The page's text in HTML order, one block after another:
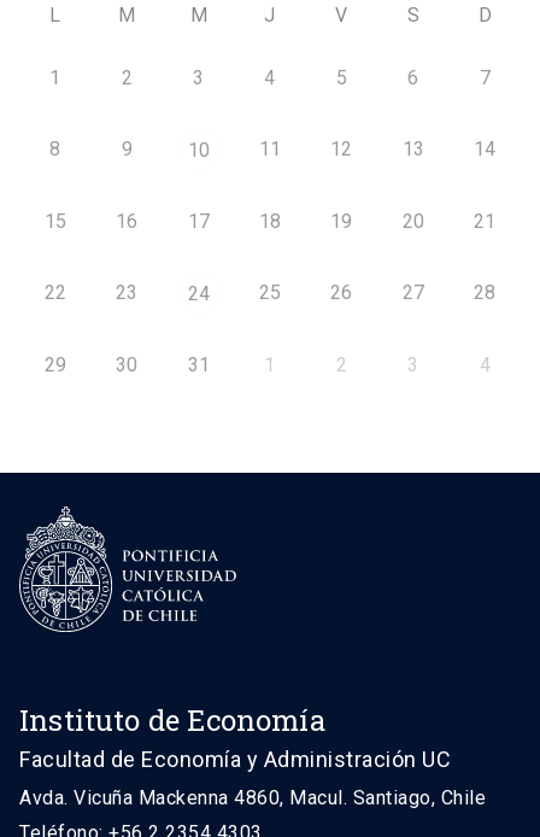
L M M J V S D
1 2 3 4 5 6 7
8 9 10 11 12 13 14
15 16 17 18 19 20 21
22 23 24 25 26 27 28
29 30 31 1 2 3 4
Instituto de Economía
Facultad de Economía y Administración UC
Avda. Vicuña Mackenna 4860, Macul. Santiago, Chile